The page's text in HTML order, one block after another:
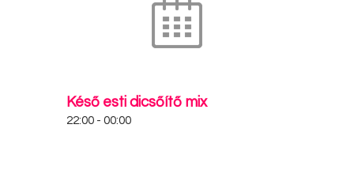
Késő esti dicsőítő mix
22:00 - 00:00